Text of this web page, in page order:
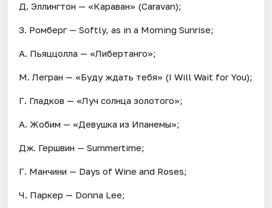
Д. Эллингтон — «Караван» (Caravan);
З. Ромберг — Softly, as in a Morning Sunrise;
А. Пьяццолла — «Либертанго»;
М. Легран — «Буду ждать тебя» (I Will Wait for You);
Г. Гладков — «Луч солнца золотого»;
А. Жобим — «Девушка из Ипанемы»;
Дж. Гершвин — Summertime;
Г. Манчини — Days of Wine and Roses;
Ч. Паркер — Donna Lee;